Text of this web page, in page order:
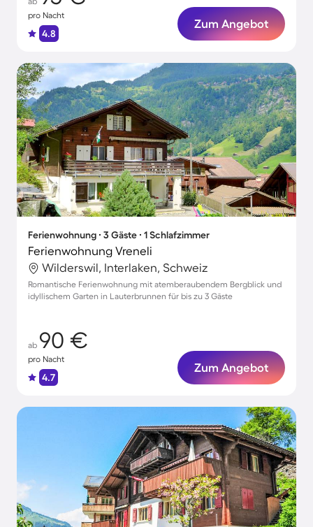
pro Nacht
4.8
Zum Angebot
Ferienwohnung ∙ 3 Gäste ∙ 1 Schlafzimmer
Ferienwohnung Vreneli
Wilderswil, Interlaken, Schweiz
Romantische Ferienwohnung mit atemberaubendem Bergblick und
idyllischem Garten in Lauterbrunnen für bis zu 3 Gäste
ab 90 €
pro Nacht
4.7
Zum Angebot